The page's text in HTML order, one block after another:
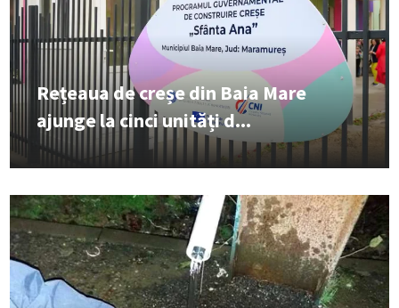
Rețeaua de creșe din Baia Mare
ajunge la cinci unități d...